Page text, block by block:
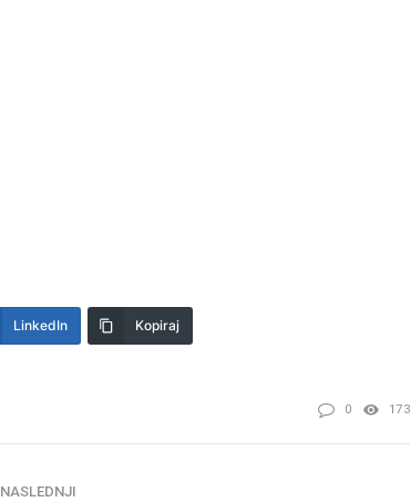
LinkedIn Kopiraj
0 173
NASLEDNJI